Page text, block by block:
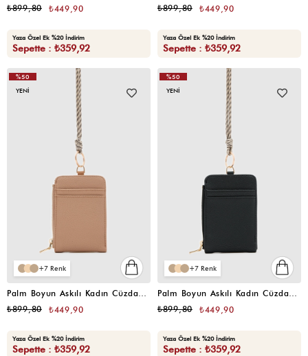
₺449,90
₺899,80
Yaza Özel Ek %20 İndirim
Sepette : ₺359,92
₺449,90
₺899,80
Yaza Özel Ek %20 İndirim
Sepette : ₺359,92
7
Palm Boyun Askılı Kadın Cüzdan Taba
₺449,90
₺899,80
Yaza Özel Ek %20 İndirim
Sepette : ₺359,92
%50
YENI
7
Palm Boyun Askılı Kadın Cüzdan Siyah
₺449,90
₺899,80
Yaza Özel Ek %20 İndirim
Sepette : ₺359,92
%50
YENI